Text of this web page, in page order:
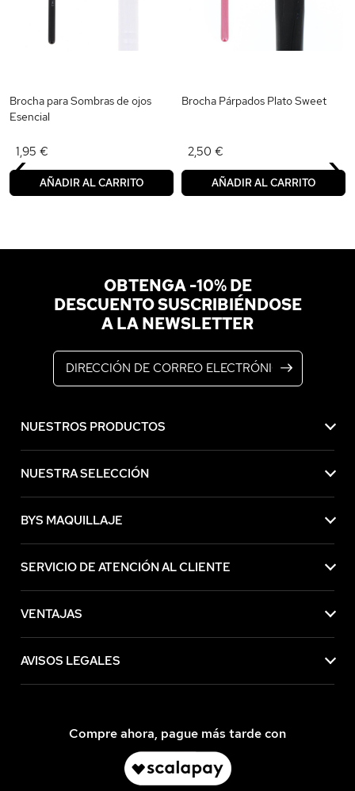
Brocha para Sombras de ojos
Esencial
1,95 €
AÑADIR AL CARRITO
Brocha Párpados Plato Sweet
2,50 €
AÑADIR AL CARRITO
‹ ›
OBTENGA -10% DE
DESCUENTO SUSCRIBIÉNDOSE
A LA NEWSLETTER
NUESTROS PRODUCTOS
NUESTRA SELECCIÓN
BYS MAQUILLAJE
SERVICIO DE ATENCIÓN AL CLIENTE
VENTAJAS
AVISOS LEGALES
Compre ahora, pague más tarde con